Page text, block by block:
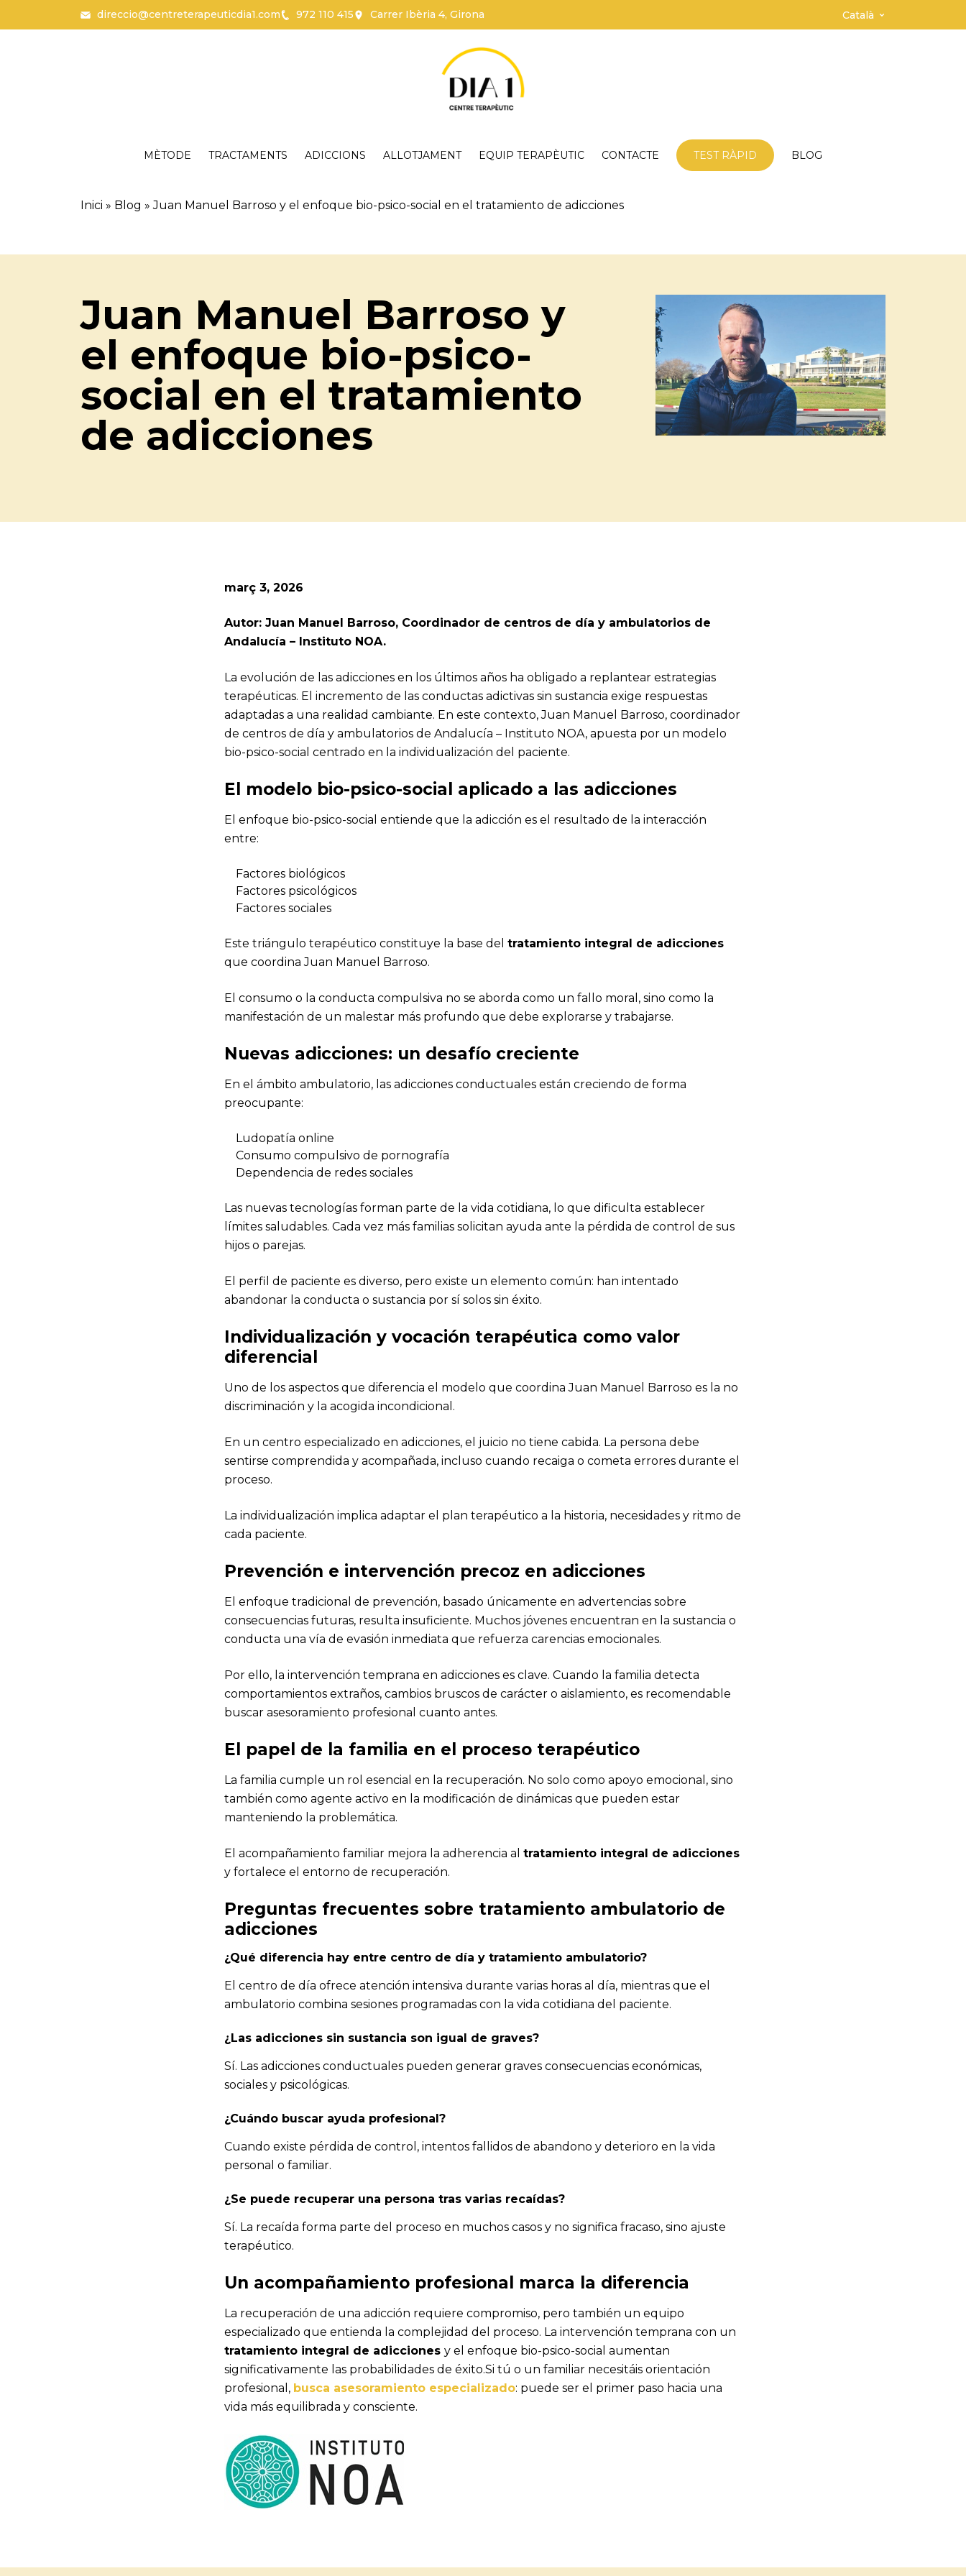
direccio@centreterapeuticdia1.com 972 110 415 Carrer Ibèria 4, Girona Català
MÈTODE TRACTAMENTS ADICCIONS ALLOTJAMENT EQUIP TERAPÈUTIC CONTACTE TEST RÀPID BLOG
Inici » Blog »Juan Manuel Barroso y el enfoque bio-psico-social en el tratamiento de adicciones
Juan Manuel Barroso y
el enfoque bio-psico-
social en el tratamiento
de adicciones
març 3, 2026
Autor: Juan Manuel Barroso, Coordinador de centros de día y ambulatorios de
Andalucía – Instituto NOA.
La evolución de las adicciones en los últimos años ha obligado a replantear estrategias
terapéuticas. El incremento de las conductas adictivas sin sustancia exige respuestas
adaptadas a una realidad cambiante. En este contexto, Juan Manuel Barroso, coordinador
de centros de día y ambulatorios de Andalucía – Instituto NOA, apuesta por un modelo
bio-psico-social centrado en la individualización del paciente.
El modelo bio-psico-social aplicado a las adicciones
El enfoque bio-psico-social entiende que la adicción es el resultado de la interacción
entre:
Factores biológicos
Factores psicológicos
Factores sociales
Este triángulo terapéutico constituye la base del tratamiento integral de adicciones
que coordina Juan Manuel Barroso.
El consumo o la conducta compulsiva no se aborda como un fallo moral, sino como la
manifestación de un malestar más profundo que debe explorarse y trabajarse.
Nuevas adicciones: un desafío creciente
En el ámbito ambulatorio, las adicciones conductuales están creciendo de forma
preocupante:
Ludopatía online
Consumo compulsivo de pornografía
Dependencia de redes sociales
Las nuevas tecnologías forman parte de la vida cotidiana, lo que dificulta establecer
límites saludables. Cada vez más familias solicitan ayuda ante la pérdida de control de sus
hijos o parejas.
El perfil de paciente es diverso, pero existe un elemento común: han intentado
abandonar la conducta o sustancia por sí solos sin éxito.
Individualización y vocación terapéutica como valor
diferencial
Uno de los aspectos que diferencia el modelo que coordina Juan Manuel Barroso es la no
discriminación y la acogida incondicional.
En un centro especializado en adicciones, el juicio no tiene cabida. La persona debe
sentirse comprendida y acompañada, incluso cuando recaiga o cometa errores durante el
proceso.
La individualización implica adaptar el plan terapéutico a la historia, necesidades y ritmo de
cada paciente.
Prevención e intervención precoz en adicciones
El enfoque tradicional de prevención, basado únicamente en advertencias sobre
consecuencias futuras, resulta insuficiente. Muchos jóvenes encuentran en la sustancia o
conducta una vía de evasión inmediata que refuerza carencias emocionales.
Por ello, la intervención temprana en adicciones es clave. Cuando la familia detecta
comportamientos extraños, cambios bruscos de carácter o aislamiento, es recomendable
buscar asesoramiento profesional cuanto antes.
El papel de la familia en el proceso terapéutico
La familia cumple un rol esencial en la recuperación. No solo como apoyo emocional, sino
también como agente activo en la modificación de dinámicas que pueden estar
manteniendo la problemática.
El acompañamiento familiar mejora la adherencia al tratamiento integral de adicciones
y fortalece el entorno de recuperación.
Preguntas frecuentes sobre tratamiento ambulatorio de
adicciones
¿Qué diferencia hay entre centro de día y tratamiento ambulatorio?
El centro de día ofrece atención intensiva durante varias horas al día, mientras que el
ambulatorio combina sesiones programadas con la vida cotidiana del paciente.
¿Las adicciones sin sustancia son igual de graves?
Sí. Las adicciones conductuales pueden generar graves consecuencias económicas,
sociales y psicológicas.
¿Cuándo buscar ayuda profesional?
Cuando existe pérdida de control, intentos fallidos de abandono y deterioro en la vida
personal o familiar.
¿Se puede recuperar una persona tras varias recaídas?
Sí. La recaída forma parte del proceso en muchos casos y no significa fracaso, sino ajuste
terapéutico.
Un acompañamiento profesional marca la diferencia
La recuperación de una adicción requiere compromiso, pero también un equipo
especializado que entienda la complejidad del proceso. La intervención temprana con un
tratamiento integral de adicciones y el enfoque bio-psico-social aumentan
significativamente las probabilidades de éxito.Si tú o un familiar necesitáis orientación
profesional, busca asesoramiento especializado: puede ser el primer paso hacia una
vida más equilibrada y consciente.